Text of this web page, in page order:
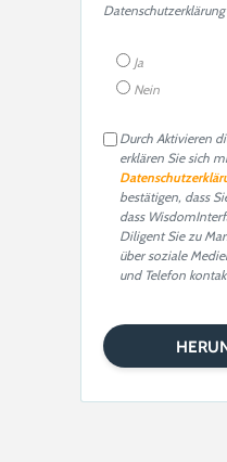
Ja
Nein
Durch Aktivieren
erklären Sie sich
bestätigen, dass
dass
Diligent Sie zu
über soziale
und Telefon
e
a
s
e
a